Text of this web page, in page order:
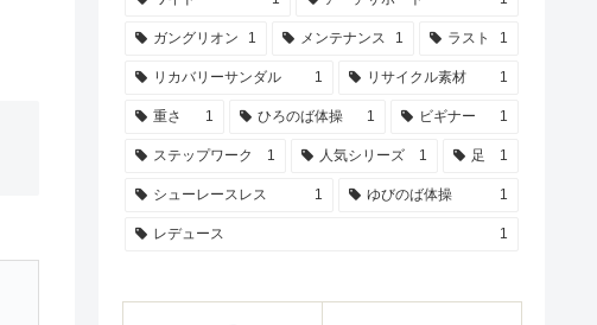
ガングリオン 1 メンテナンス 1 ラスト 1
リカバリーサンダル 1 リサイクル素材 1
重さ 1 ひろのば体操 1 ビギナー 1
ステップワーク 1 人気シリーズ 1 足 1
シューレースレス 1 ゆびのば体操 1
レデュース 1